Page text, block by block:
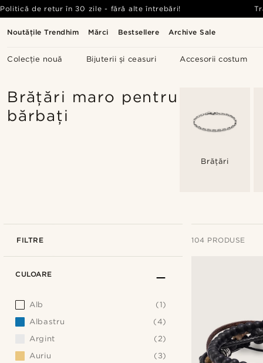
Noutățile Trendhim Mărci Bestsellere Archive Sale
Colecție nouă Bijuterii și ceasuri Accesorii costum
Politică de retur în 30 zile - fără alte întrebări!
Brățări maro pentru
bărbați
Brățări
FILTRE 104 PRODUSE
CULOARE
Alb
(1)
Albastru
(4)
Argint
(2)
Auriu
(3)